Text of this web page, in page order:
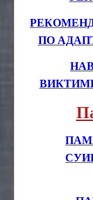
Отраслевой
ПО